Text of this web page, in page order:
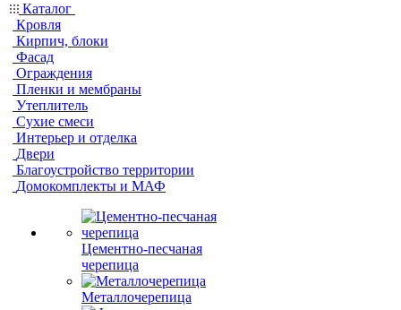
Каталог
Кровля
Кирпич, блоки
Фасад
Ограждения
Пленки и мембраны
Утеплитель
Сухие смеси
Интерьер и отделка
Двери
Благоустройство территории
Домокомплекты и МАФ
Цементно-песчаная
черепица
Металлочерепица